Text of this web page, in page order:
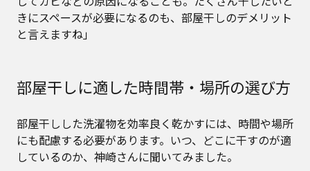
きにスペースが必要になるのも、部屋干しのデメリット
と言えますね」
部屋干しに適した時間帯・場所の選び方
部屋干しした洗濯物を効率良く乾かすには、時間や場所
にも配慮する必要があります。いつ、どこに干すのが適
しているのか、神崎さんに聞いてみました。